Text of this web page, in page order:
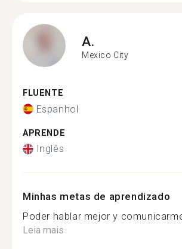
A.
Mexico City
FLUENTE
Espanhol
APRENDE
Inglês
Minhas metas de aprendizado
Poder hablar mejor y
Leia mais